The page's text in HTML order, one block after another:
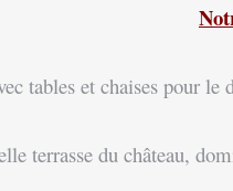
tables et chaises pour
du château,